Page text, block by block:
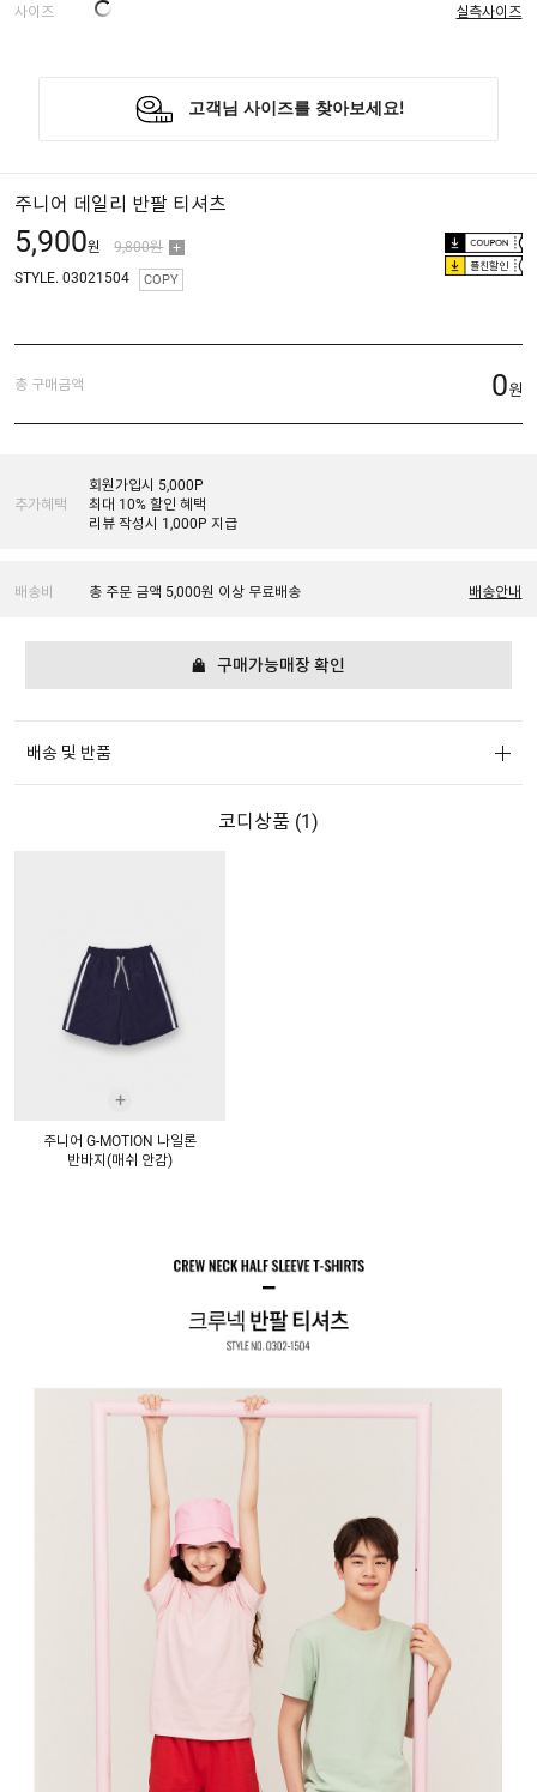
사이즈 실측사이즈
주니어 데일리 반팔 티셔츠
5,900원 9,800원
플친할인
STYLE. 03021504 COPY
총 구매금액 0원
추가혜택
회원가입시 5,000P
최대 10% 할인 혜택
리뷰 작성시 1,000P 지급
배송비 총 주문 금액 5,000원 이상 무료배송 배송안내
구매가능매장 확인
배송 및 반품
코디상품 (1)
+
주니어 G-MOTION 나일론
반바지(매쉬 안감)